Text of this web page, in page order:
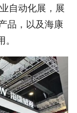
自动化展，展
品，以及海康